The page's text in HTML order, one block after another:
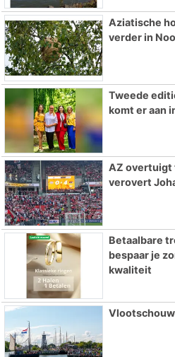
Aziatische
verder in
Tweede
komt er aan
AZ overtuigt
verovert
Betaalbare
bespaar je
kwaliteit